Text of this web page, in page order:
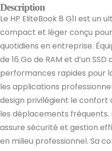
Description
Le HP EliteBook 8 G1I est un
compact et léger conçu
quotidiens en entreprise.
de 16 Go de RAM et d’un
performances rapides pour
les applications
design privilégient le confort
les déplacements fréquents.
assure sécurité et gestion
en milieu professionnel. Sa